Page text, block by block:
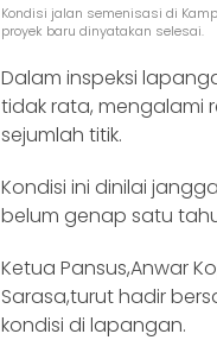
Kondisi jalan semenisasi di
proyek baru dinyatakan selesai.
Dalam inspeksi
tidak rata, mengalami
sejumlah titik.
Kondisi ini dinilai
belum genap satu
Ketua Pansus,Anwar
Sarasa,turut hadir
kondisi di lapangan.